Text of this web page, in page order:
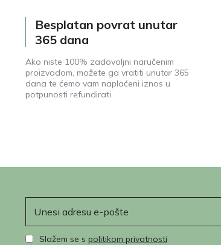
Besplatan povrat unutar
365 dana
Ako niste 100% zadovoljni naručenim
proizvodom, možete ga vratiti unutar 365
dana te ćemo vam naplaćeni iznos u
potpunosti refundirati.
Slažem se s politikom privatnosti